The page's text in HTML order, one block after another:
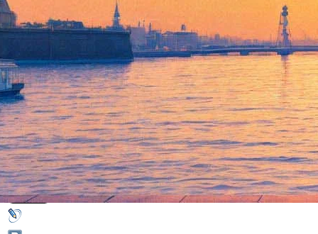
Что случилось в культуре в
2016 году
31 декабря 2016,22:16 Версия для печати